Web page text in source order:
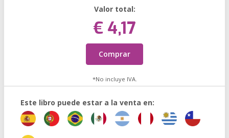
Valor total:
€ 4,17
Comprar
*No incluye IVA.
Este libro puede estar a la venta en: